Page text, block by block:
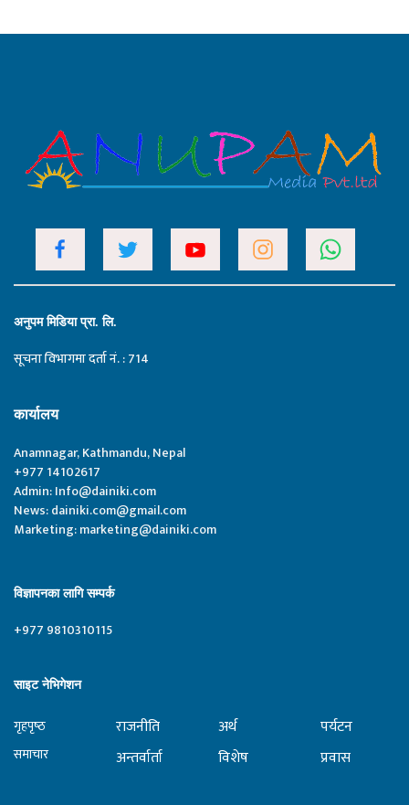
अनुपम मिडिया प्रा. लि.
सूचना विभागमा दर्ता नं. : 714
कार्यालय
Anamnagar, Kathmandu, Nepal
+977 14102617
Admin:Info@dainiki.com
News:dainiki.com@gmail.com
Marketing:marketing@dainiki.com
विज्ञापनका लागि सम्पर्क
+977 9810310115
साइट नेभिगेशन
गृहपृष्‍ठ
समाचार
राजनीति
अन्तर्वार्ता
अर्थ
विशेष
पर्यटन
प्रवास